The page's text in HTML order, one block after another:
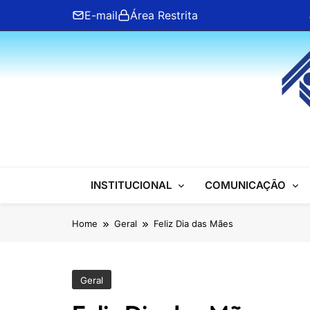
content
E-mail Área Restrita
ANFIP Nacional
INSTITUCIONAL COMUNICAÇÃO
Home Geral Feliz Dia das Mães
Geral